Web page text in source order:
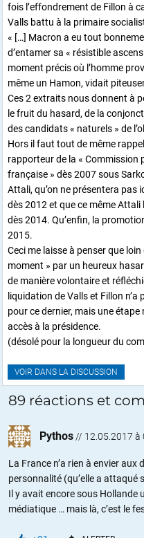
fois l’effondrement de Fillon à
Valls battu à la primaire
« […] Macron a eu tout
d’entamer sa « résistible
moment précis où l’homme
même un Hamon, vidait
Ces 2 extraits nous donnent à
le fruit du hasard, de la
des candidats « naturels » de
Hors il faut tout de même
rapporteur de la « Commission
française » dès 2007 sous
Attali, qu’on ne présentera pas
dès 2012 et que ce même
dès 2014. Qu’enfin, la
2015.
Ceci me laisse à penser que
moment » par un heureux
de manière volontaire et
liquidation de Valls et Fillon
pour ce dernier, mais une
accès à la présidence.
(désolé pour la longueur du
VOIR DANS LA DISCUSSION
89 réactions et
Pythos // 12.05.2017 à
La France n’a rien à envier aux
personnalité (qu’elle a attaqué
Il y avait encore sous Hollande
médiatique … mais là, c’est le